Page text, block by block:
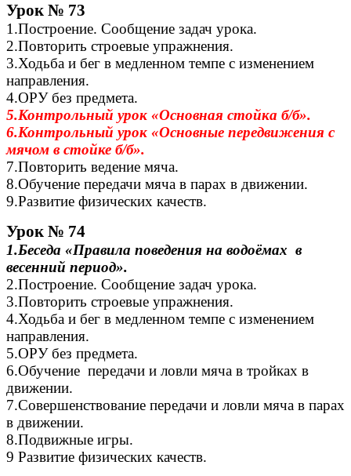
Урок № 73
1.Построение. Сообщение задач урока.
2.Повторить строевые упражнения.
3.Ходьба и бег в медленном темпе с изменением
направления.
4.ОРУ без предмета.
5.Контрольный урок «Основная стойка б/б».
6.Контрольный урок «Основные передвижения с
мячом в стойке б/б».
7.Повторить ведение мяча.
8.Обучение передачи мяча в парах в движении.
9.Развитие физических качеств.
Урок № 74
1.Беседа «Правила поведения на водоёмах в
весенний период».
2.Построение. Сообщение задач урока.
3.Повторить строевые упражнения.
4.Ходьба и бег в медленном темпе с изменением
направления.
5.ОРУ без предмета.
6.Обучение передачи и ловли мяча в тройках в
движении.
7.Совершенствование передачи и ловли мяча в парах
в движении.
8.Подвижные игры.
9 Развитие физических качеств.